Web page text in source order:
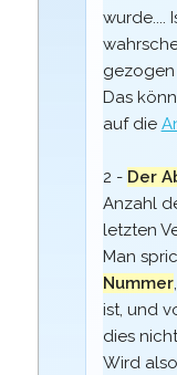
wurde....
gezogen
Das
auf die
2 - Der
Anzahl
letzten
Man
Nummer
ist, und
dies
Wird